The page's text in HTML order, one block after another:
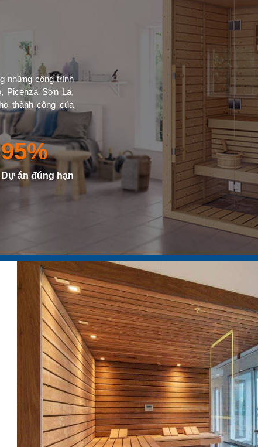
những công trình
Picenza Sơn La,
thành công của
95%
Dự án đúng hạn